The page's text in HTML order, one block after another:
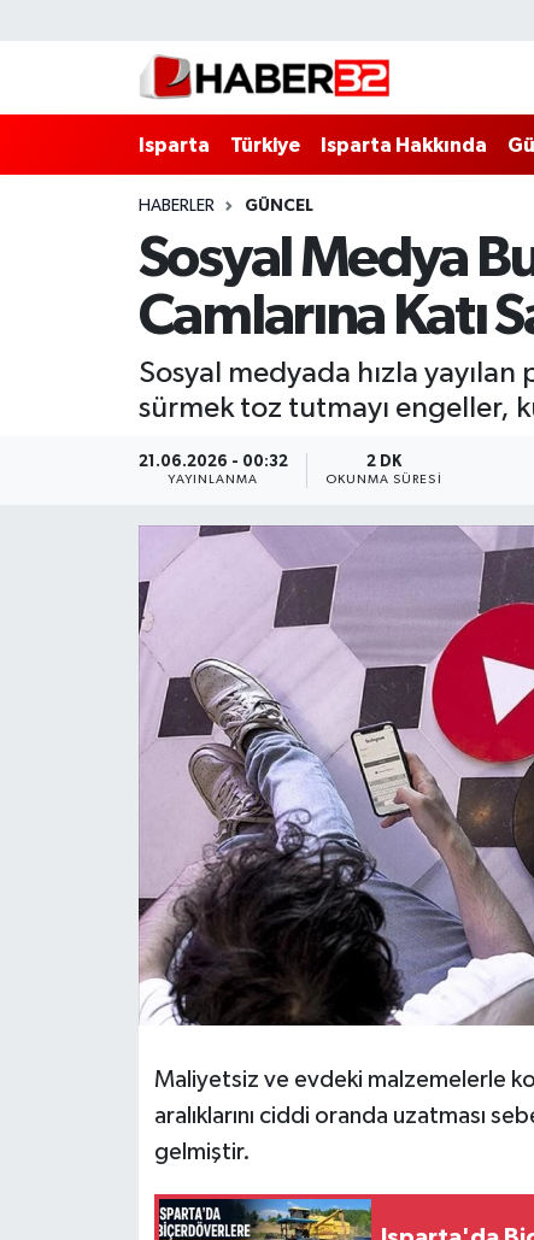
Isparta Türkiye Isparta Hakkında
HABERLER GÜNCEL
Sosyal Medya
Camlarına Katı
Sosyal medyada hızla
sürmek toz tutmayı engeller,
21.06.2026 - 00:32
YAYINLANMA
2 DK
OKUNMA SÜRESI
Maliyetsiz ve evdeki malzemelerle
aralıklarını ciddi oranda uzatması
gelmiştir.
Isparta Hakkında
Esnaf Diyor ki;
BİLİM VE TEKNOLOJİ
HABERDE İNSAN
KÜLTÜR SANAT
POLİTİKA
RESMİ İLANLAR
SAĞLIK
Teknoloji
Isparta Nöbetçi Eczaneler
Isparta Hava Durumu
Isparta Trafik Yoğunluk Haritası
Süper Lig Puan Durumu ve Fikstür
Tüm Manşetler
Son Dakika Haberleri
Haber Arşivi